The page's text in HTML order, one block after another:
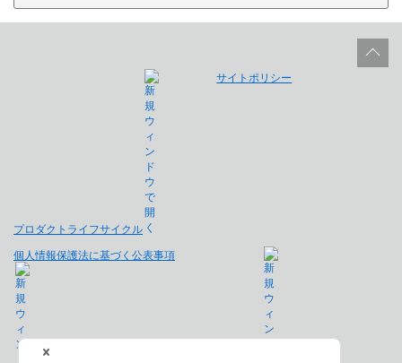
プロダクトライフサイクル
サイトポリシー
個人情報保護法に基づく公表事項